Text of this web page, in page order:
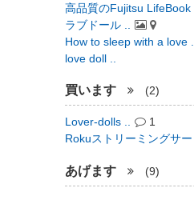
高品質のFujitsu LifeBook
ラブドール ..
How to sleep with a love ..
love doll ..
買います (2)
Lover-dolls .. 1
Rokuストリーミングサ
あげます (9)